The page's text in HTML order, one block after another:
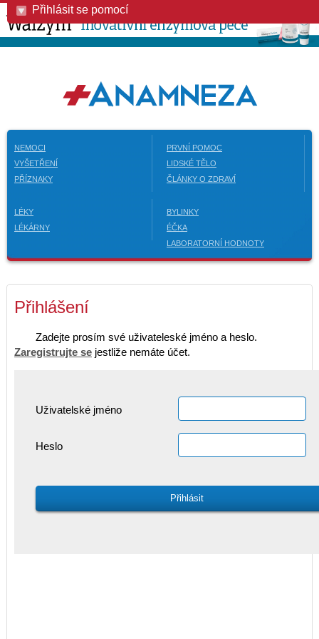
Přihlásit se pomocí
NEMOCI
VYŠETŘENÍ
PŘÍZNAKY
PRVNÍ POMOC
LIDSKÉ TĚLO
ČLÁNKY O ZDRAVÍ
LÉKY
LÉKÁRNY
BYLINKY
ÉČKA
LABORATORNÍ HODNOTY
Přihlášení
Zadejte prosím své uživateleské jméno a heslo.
Zaregistrujte se jestliže nemáte účet.
Uživatelské jméno
Heslo